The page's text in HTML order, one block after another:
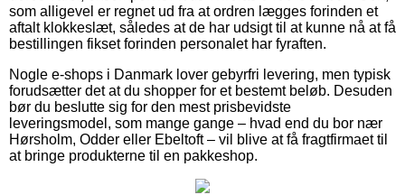
som alligevel er regnet ud fra at ordren lægges forinden et
aftalt klokkeslæt, således at de har udsigt til at kunne nå at få
bestillingen fikset forinden personalet har fyraften.
Nogle e-shops i Danmark lover gebyrfri levering, men typisk
forudsætter det at du shopper for et bestemt beløb. Desuden
bør du beslutte sig for den mest prisbevidste
leveringsmodel, som mange gange – hvad end du bor nær
Hørsholm, Odder eller Ebeltoft – vil blive at få fragtfirmaet til
at bringe produkterne til en pakkeshop.